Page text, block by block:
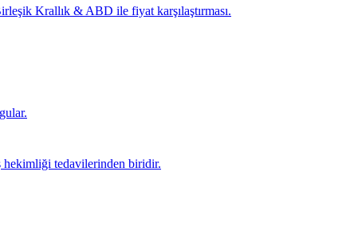
Krallık & ABD ile fiyat karşılaştırması.
hekimliği tedavilerinden biridir.